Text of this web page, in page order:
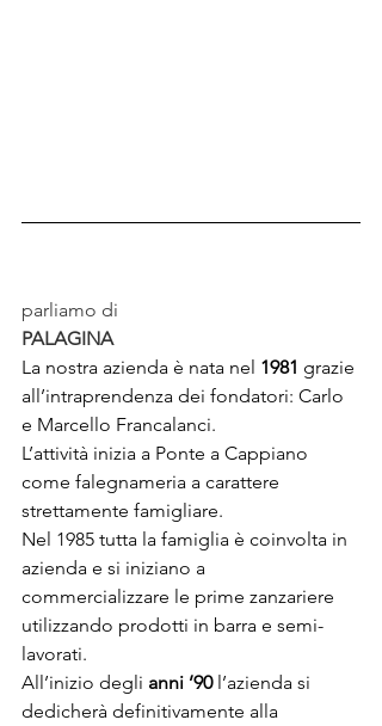
parliamo di
PALAGINA
La nostra azienda è nata nel 1981 grazie
all’intraprendenza dei fondatori: Carlo
e Marcello Francalanci.
L’attività inizia a Ponte a Cappiano
come falegnameria a carattere
strettamente famigliare.
Nel 1985 tutta la famiglia è coinvolta in
azienda e si iniziano a
commercializzare le prime zanzariere
utilizzando prodotti in barra e semi-
lavorati.
All’inizio degli anni ’90 l’azienda si
dedicherà definitivamente alla